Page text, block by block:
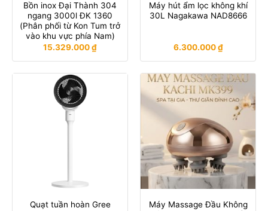
Bồn inox Đại Thành 304
ngang 3000l ĐK 1360
(Phân phối từ Kon Tum trở
vào khu vực phía Nam)
15.329.000₫
Máy hút ẩm lọc không khí
30L Nagakawa NAD8666
6.300.000₫
Quạt tuần hoàn Gree
Máy Massage Đầu Không